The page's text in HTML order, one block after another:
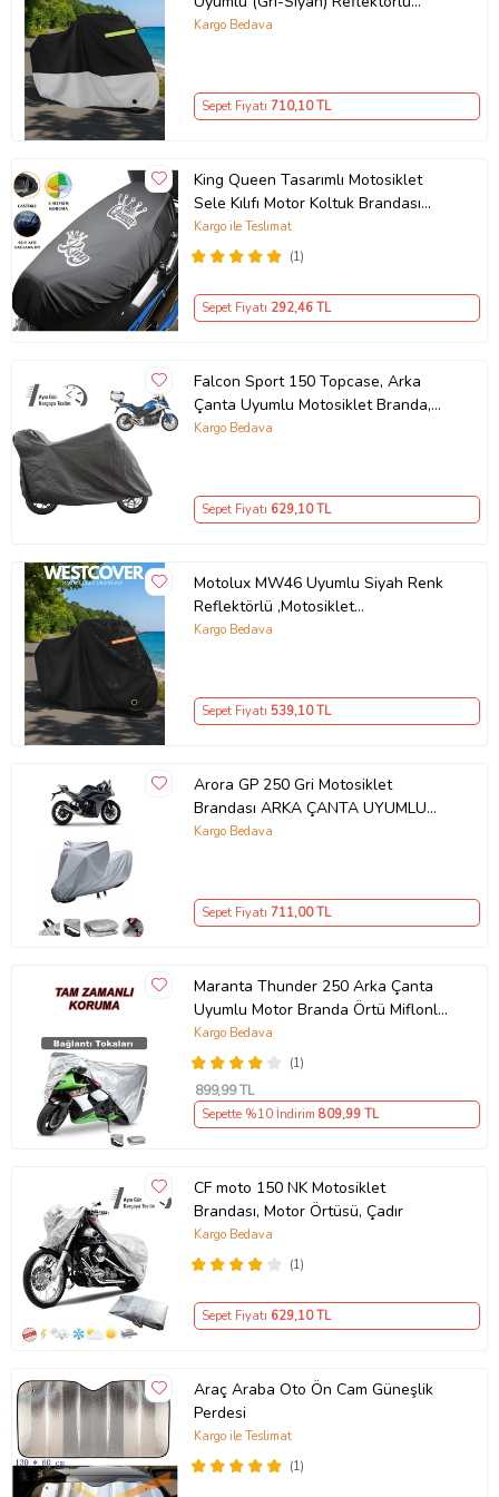
Ürün Kodu:kcm27317479
,Motosiklet Brandası,Motor Branda
Kargo Bedava
Sepet Fiyatı 710,10 TL
King Queen Tasarımlı Motosiklet
Sele Kılıfı Motor Koltuk Brandası
Siyah
(1)
Kargo ile Teslimat
Sepet Fiyatı 292,46 TL
Falcon Sport 150 Topcase, Arka
Çanta Uyumlu Motosiklet Branda,
Motor Örtüsü , Çadır
Kargo Bedava
Sepet Fiyatı 629,10 TL
Motolux MW46 Uyumlu Siyah Renk
Reflektörlü ,Motosiklet
Brandası,Motor Branda Motor
Kargo Bedava
Sepet Fiyatı 539,10 TL
Arora GP 250 Gri Motosiklet
Brandası ARKA ÇANTA UYUMLU
DEĞİLDİR
Kargo Bedava
Sepet Fiyatı 711,00 TL
Maranta Thunder 250 Arka Çanta
Uyumlu Motor Branda Örtü Miflonlu
Premium 4 Mevsim Koruma Gri
(1)
Kargo Bedava
899,99 TL
Sepette %10 İndirim 809,99 TL
CF moto 150 NK Motosiklet
Brandası, Motor Örtüsü, Çadır
(1)
Kargo Bedava
Sepet Fiyatı 629,10 TL
Araç Araba Oto Ön Cam Güneşlik
Perdesi
(1)
Kargo ile Teslimat